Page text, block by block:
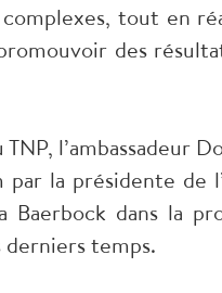
tout en
des
l’ambassadeur
la présidente de
Baerbock dans la
derniers temps.